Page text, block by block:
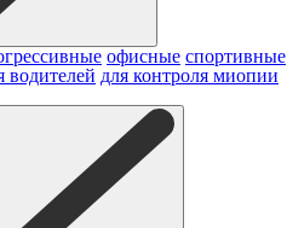
офисные спортивные
водителей для контроля миопии